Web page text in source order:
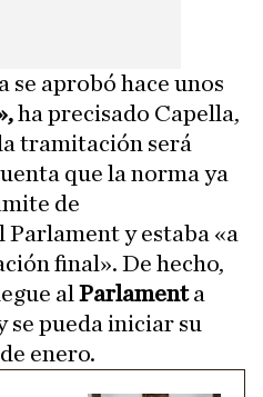
se aprobó hace unos
ha precisado Capella,
tramitación será
que la norma ya
de
Parlament y estaba «a
final». De hecho,
al Parlamenta
se pueda iniciar su
enero.